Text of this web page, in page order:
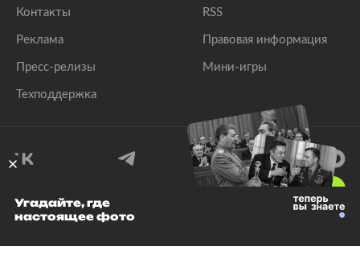
Контакты
Реклама
Пресс-релизы
Техподдержка
RSS
Правовая информация
Мини-игры
© 1999–2026 Все права защищены.
Угадайте, где
настоящее фото